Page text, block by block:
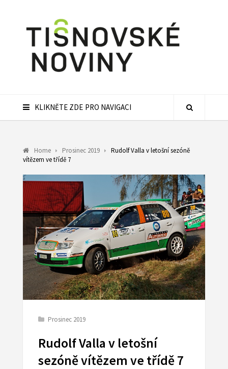
KLIKNĚTE ZDE PRO NAVIGACI
Home Prosinec 2019
Rudolf Valla v letošní sezóně
vítězem ve třídě 7
Prosinec 2019
Rudolf Valla v letošní
sezóně vítězem ve třídě 7